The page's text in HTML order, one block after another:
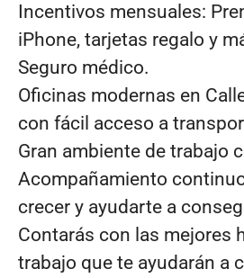
Incentivos mensuales:
iPhone, tarjetas regalo y
Seguro médico.
Oficinas modernas en
con fácil acceso a
Gran ambiente de trabajo
Acompañamiento
crecer y ayudarte a
Contarás con las mejores
trabajo que te ayudarán a